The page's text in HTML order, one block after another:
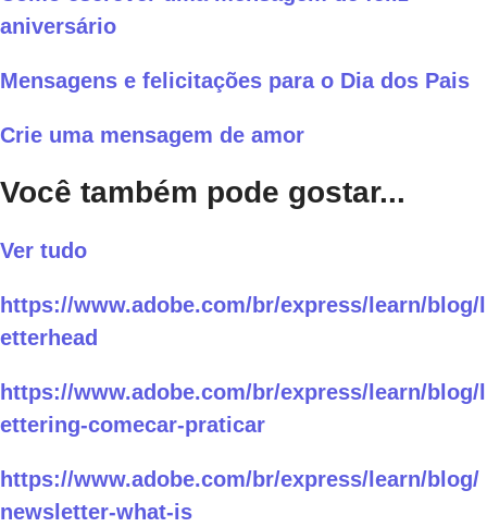
aniversário
Mensagens e felicitações para o Dia dos Pais
Crie uma mensagem de amor
Você também pode gostar...
Ver tudo
https://www.adobe.com/br/express/learn/blog/l
etterhead
https://www.adobe.com/br/express/learn/blog/l
ettering-comecar-praticar
https://www.adobe.com/br/express/learn/blog/
newsletter-what-is